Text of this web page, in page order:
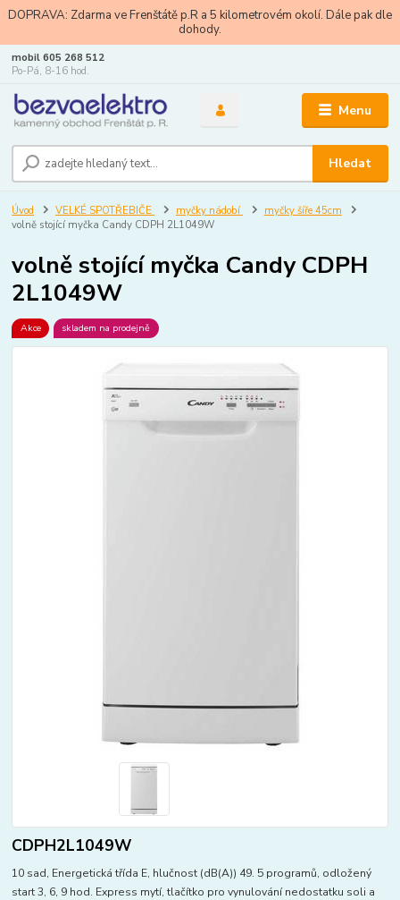
DOPRAVA: Zdarma ve Frenštátě p.R a 5 kilometrovém okolí. Dále pak dle
dohody.
Menu
Hledat
mobil 605 268 512
Po-Pá, 8-16 hod.
Úvod VELKÉ SPOTŘEBIČE myčky nádobí
myčky šíře 45cm
volně stojící myčka Candy CDPH 2L1049W
volně stojící myčka Candy CDPH
2L1049W
Akce skladem na prodejně
CDPH2L1049W
10 sad, Energetická třída E, hlučnost (dB(A)) 49. 5 programů, odložený
start 3, 6, 9 hod. Express mytí, tlačítko pro vynulování nedostatku soli a